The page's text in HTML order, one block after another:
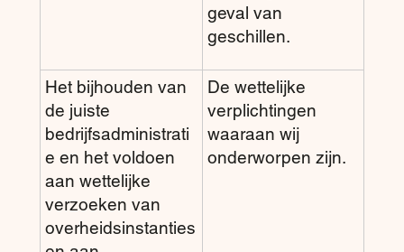
geval van
geschillen.
Het bijhouden van
de juiste
bedrijfsadministrati
e en het voldoen
aan wettelijke
verzoeken van
overheidsinstanties
De wettelijke
verplichtingen
waaraan wij
onderworpen zijn.